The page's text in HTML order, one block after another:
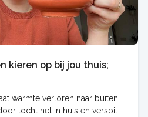
kieren op bij jou thuis;
warmte verloren naar buiten
tocht het in huis en verspil